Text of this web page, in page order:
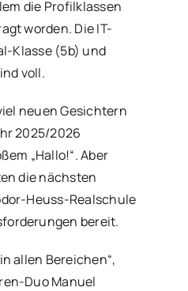
die Profilklassen
worden. Die IT-
Klasse (5b) und
voll.
neuen Gesichtern
2025/2026
„Hallo!“. Aber
die nächsten
Heuss-Realschule
bereit.
allen Bereichen“,
Duo Manuel